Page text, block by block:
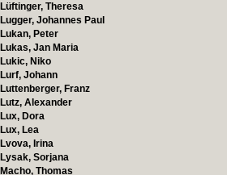
Lüftinger, Theresa
Lugger, Johannes Paul
Lukan, Peter
Lukas, Jan Maria
Lukic, Niko
Lurf, Johann
Luttenberger, Franz
Lutz, Alexander
Lux, Dora
Lux, Lea
Lvova, Irina
Lysak, Sorjana
Macho, Thomas